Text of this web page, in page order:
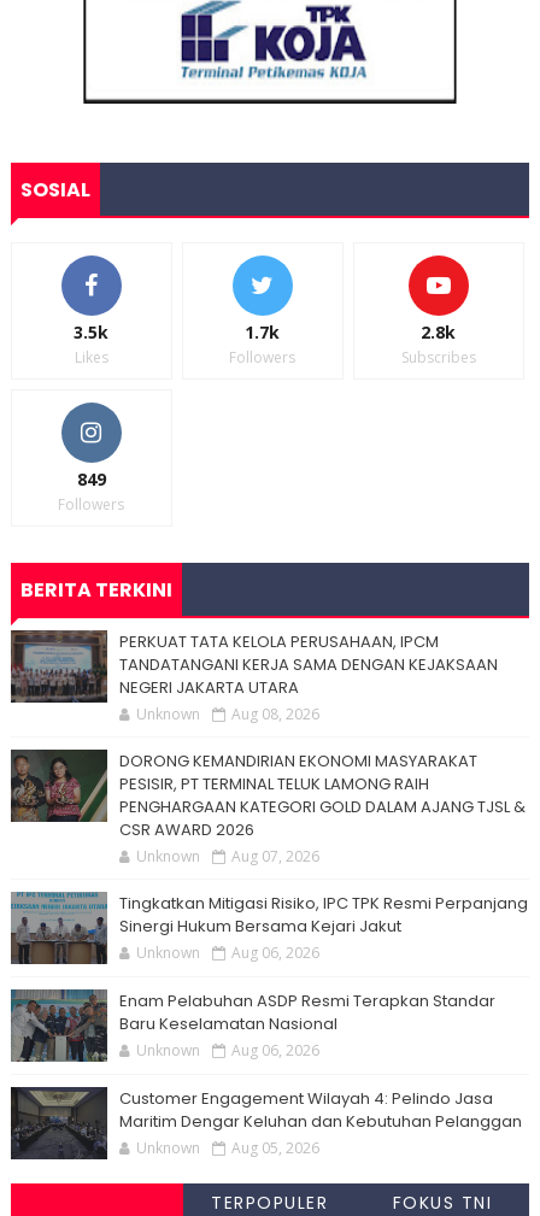
SOSIAL
3.5k
Likes
1.7k
Followers
2.8k
Subscribes
849
Followers
BERITA TERKINI
PERKUAT TATA KELOLA PERUSAHAAN, IPCM
TANDATANGANI KERJA SAMA DENGAN KEJAKSAAN
NEGERI JAKARTA UTARA
Unknown Aug 08, 2026
DORONG KEMANDIRIAN EKONOMI MASYARAKAT
PESISIR, PT TERMINAL TELUK LAMONG RAIH
PENGHARGAAN KATEGORI GOLD DALAM AJANG TJSL &
CSR AWARD 2026
Unknown Aug 07, 2026
Tingkatkan Mitigasi Risiko, IPC TPK Resmi Perpanjang
Sinergi Hukum Bersama Kejari Jakut
Unknown Aug 06, 2026
Enam Pelabuhan ASDP Resmi Terapkan Standar
Baru Keselamatan Nasional
Unknown Aug 06, 2026
Customer Engagement Wilayah 4: Pelindo Jasa
Maritim Dengar Keluhan dan Kebutuhan Pelanggan
Unknown Aug 05, 2026
TERPOPULER FOKUS TNI